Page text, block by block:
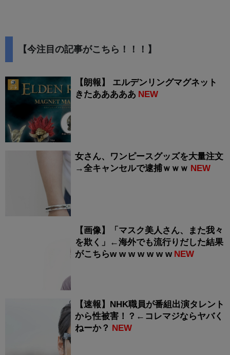
【今注目の記事がこちら！！！】
【朗報】 エルデンリングマグネット
きたあああああ NEW
女さん、ワンピースグッズを大量注文
→全キャンセルで逮捕ｗｗｗ NEW
【画像】「マスク美人さん、また我々
を欺く」←海外でも流行りだした結果
がこちらw w w w w w w NEW
【速報】NHK職員が番組出演タレント
から性被害！？←コレマジならヤバく
ねーか？ NEW